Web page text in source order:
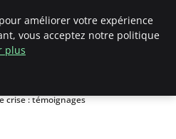
crise : témoignages
améliorer votre expérience
vous acceptez notre politique
plus